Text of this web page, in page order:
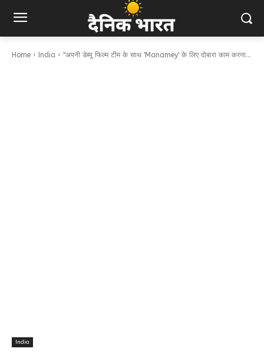
Home India "अपनी डेब्यू फिल्म टीम के साथ 'Manamey' के लिए दोबारा काम करना...
India